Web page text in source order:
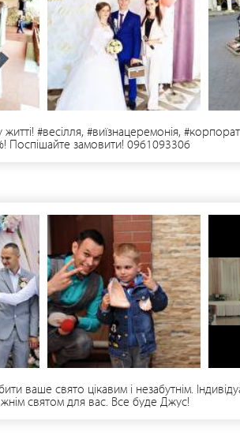
#весілля, #виїзнацеремонія,
Поспішайте замовити! 0961093306
ваше свято цікавим і незабутнім.
святом для вас. Все буде Джус!